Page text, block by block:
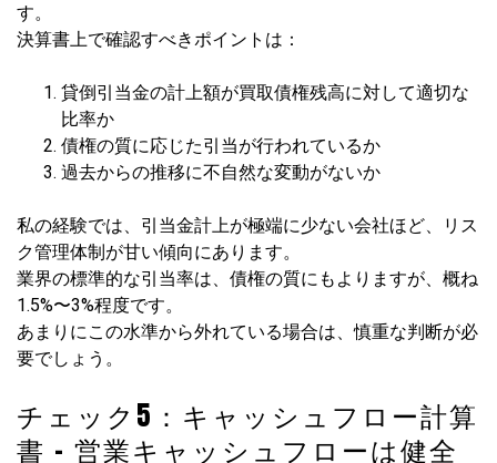
す。
決算書上で確認すべきポイントは：
貸倒引当金の計上額が買取債権残高に対して適切な
比率か
債権の質に応じた引当が行われているか
過去からの推移に不自然な変動がないか
私の経験では、引当金計上が極端に少ない会社ほど、リス
ク管理体制が甘い傾向にあります。
業界の標準的な引当率は、債権の質にもよりますが、概ね
1.5%〜3%程度です。
あまりにこの水準から外れている場合は、慎重な判断が必
要でしょう。
チェック5：キャッシュフロー計算
書 – 営業キャッシュフローは健全